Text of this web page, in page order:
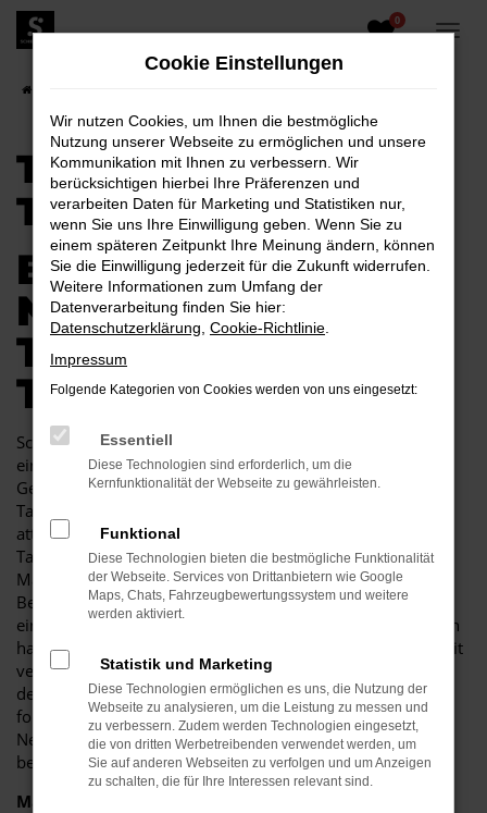
Zum
Hauptinhalt
0
TOYOTA C-HR
TAGESZULASSUNG
BEINAHE EIN
NEUWAGEN – IHRE
TOYOTA C-HR
TAGESZULASSUNG
Schon gehört? Beim Autohaus Schiefelbein erhalten Sie
einen Neuwagen und zahlen hierfür den Preis für einen
Gebrauchten. Die Rede ist natürlich von einer Toyota C-HR
Tageszulassung und damit einer cleveren Methode, um
attraktive Rabatte anzubieten. Jede Toyota C-HR
Tageszulassung ist ein Neuwagen, der noch kein einziges
Mal auf der Straße oder anderswo gefahren wurde. Die
Besonderheit liegt in der namensgebenden Zulassung für
einen Tag, womit es sich formal um einen Gebrauchtwagen
handelt. Notwendig ist dieser in der Automobilbranche weit
verbreitete „Trick“, damit die preislichen Vorgaben seitens
der Automobilhersteller umgangen werden. Anders
formuliert: als Toyota C-HR Tageszulassung lässt sich ein
Neuwagen deutlich günstiger verkaufen, was wir natürlich
bereitwillig nutzen.
Marken
Cookie Einstellungen
Wir nutzen Cookies, um Ihnen die bestmögliche
Nutzung unserer Webseite zu ermöglichen und unsere
Kommunikation mit Ihnen zu verbessern. Wir
berücksichtigen hierbei Ihre Präferenzen und
verarbeiten Daten für Marketing und Statistiken nur,
wenn Sie uns Ihre Einwilligung geben. Wenn Sie zu
einem späteren Zeitpunkt Ihre Meinung ändern, können
Sie die Einwilligung jederzeit für die Zukunft widerrufen.
Weitere Informationen zum Umfang der
Datenverarbeitung finden Sie hier:
Datenschutzerklärung Cookie-Richtlinie
Impressum
Folgende Kategorien von Cookies werden von uns eingesetzt:
Essentiell
Diese Technologien sind erforderlich, um die
Kernfunktionalität der Webseite zu gewährleisten.
Funktional
Diese Technologien bieten die bestmögliche Funktionalität
der Webseite. Services von Drittanbietern wie Google
Maps, Chats, Fahrzeugbewertungssystem und weitere
werden aktiviert.
Statistik und Marketing
Diese Technologien ermöglichen es uns, die Nutzung der
Webseite zu analysieren, um die Leistung zu messen und
zu verbessern. Zudem werden Technologien eingesetzt,
die von dritten Werbetreibenden verwendet werden, um
Sie auf anderen Webseiten zu verfolgen und um Anzeigen
zu schalten, die für Ihre Interessen relevant sind.